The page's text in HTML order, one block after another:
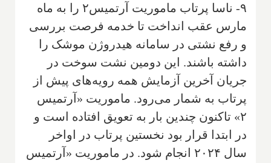
۹- ناسا پرتاب ماموریت آرتمیس۲ را به ماه
مارس عقب انداخت تا خدمه فرصت بررسی
و رفع نشتی در سامانه هیدروژن موشک را
داشته باشند. این دومین نشت سوخت در
جریان آخرین آزمایش همه رویه‌های پیش از
پرتاب به شمار می‌رود. ماموریت «آرتمیس
۲» تاکنون چندین بار به تعویق افتاده است و
در ابتدا قرار بود نخستین پرتاب در اواخر
سال ۲۰۲۴ انجام شود. در ماموریت «آرتمیس